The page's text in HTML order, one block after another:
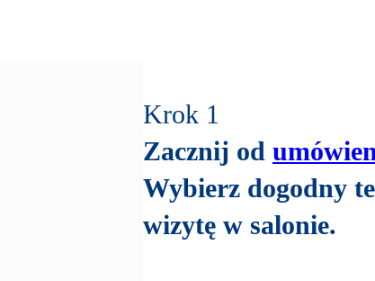
Krok 1
Zacznij od
Wybierz dogodny
wizytę w salonie.